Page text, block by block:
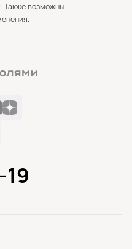
Также возможны